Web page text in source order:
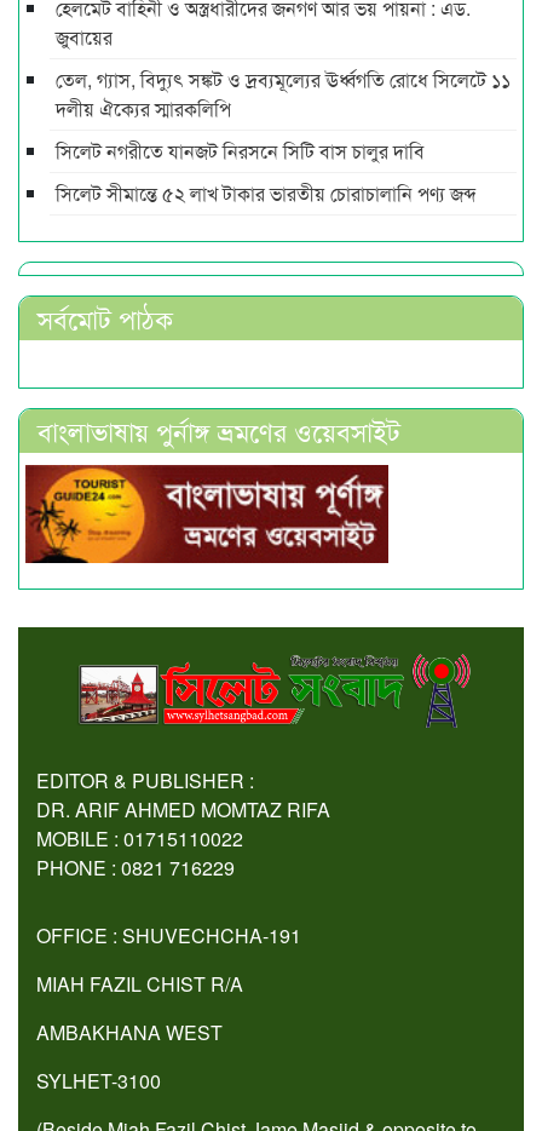
হেলমেট বাহিনী ও অস্ত্রধারীদের জনগণ আর ভয় পায়না : এড.
জুবায়ের
তেল, গ্যাস, বিদ্যুৎ সঙ্কট ও দ্রব্যমূল্যের ঊর্ধ্বগতি রোধে সিলেটে ১১
দলীয় ঐক্যের স্মারকলিপি
সিলেট নগরীতে যানজট নিরসনে সিটি বাস চালুর দাবি
সিলেট সীমান্তে ৫২ লাখ টাকার ভারতীয় চোরাচালানি পণ্য জব্দ
সর্বমোট পাঠক
বাংলাভাষায় পুর্নাঙ্গ ভ্রমণের ওয়েবসাইট
EDITOR & PUBLISHER :
DR. ARIF AHMED MOMTAZ RIFA
MOBILE : 01715110022
PHONE : 0821 716229
OFFICE : SHUVECHCHA-191
MIAH FAZIL CHIST R/A
AMBAKHANA WEST
SYLHET-3100